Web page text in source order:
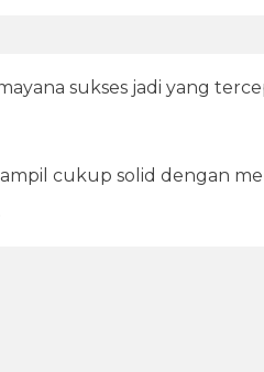
sukses jadi yang
cukup solid dengan